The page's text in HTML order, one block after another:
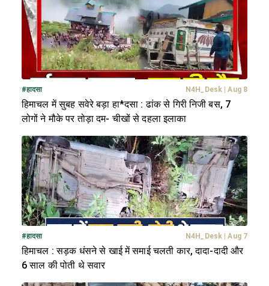
#हादसा N4H_Desk | Aug 8
हिमाचल में सुबह सवेरे बड़ा हा*दसा : ढांक से गिरी निजी बस, 7
लोगों ने मौके पर तोड़ा दम- चीखों से दहला इलाका
#हादसा N4H_Desk | Aug 7
हिमाचल : सड़क धंसने से खाई में समाई चलती कार, दादा-दादी और
6 साल की पोती थे सवार